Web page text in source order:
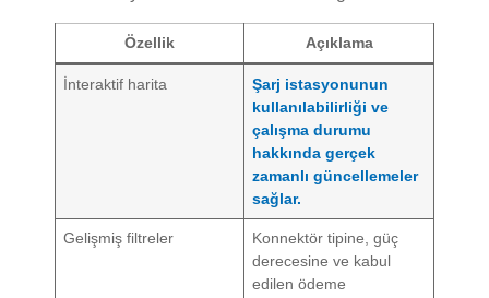
Özellik Açıklama
İnteraktif harita
Şarj istasyonunun
kullanılabilirliği ve
çalışma durumu
hakkında gerçek
zamanlı güncellemeler
sağlar.
Gelişmiş filtreler
Konnektör tipine, güç
derecesine ve kabul
edilen ödeme